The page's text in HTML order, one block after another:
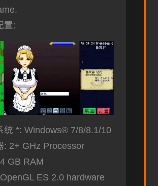
置:
统 *: Windows® 7/8/8.1/10
: 2+ GHz Processor
GB RAM
ES 2.0 hardware